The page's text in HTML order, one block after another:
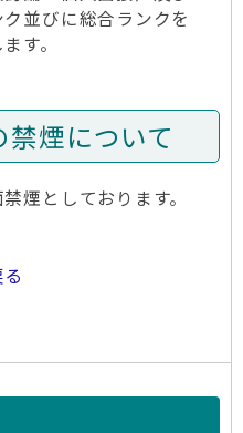
並びに総合ランクを
す。
禁煙について
煙としております。